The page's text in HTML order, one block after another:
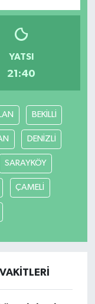
YATSI
21:40
BEKİLLİ
DENİZLİ
SARAYKÖY
ÇAMELİ